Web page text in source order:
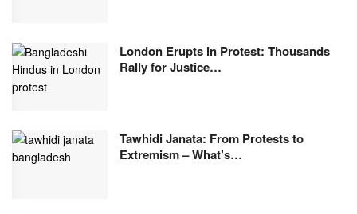
London Erupts in Protest: Thousands
Rally for Justice…
Tawhidi Janata: From Protests to
Extremism – What’s…